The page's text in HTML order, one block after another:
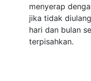
menyerap
jika tidak
hari dan bulan
terpisahkan.